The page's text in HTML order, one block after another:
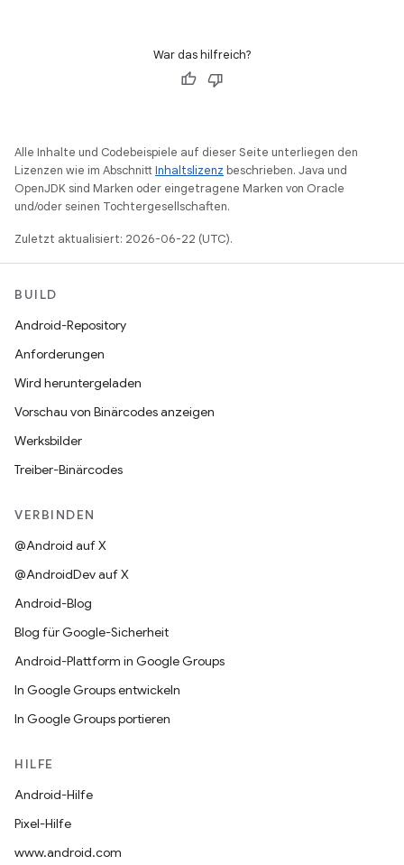
War das hilfreich?
Alle Inhalte und Codebeispiele auf dieser Seite unterliegen den
Lizenzen wie im AbschnittInhaltslizenz beschrieben. Java und
OpenJDK sind Marken oder eingetragene Marken von Oracle
und/oder seinen Tochtergesellschaften.
Zuletzt aktualisiert: 2026-06-22 (UTC).
BUILD
Android-Repository
Anforderungen
Wird heruntergeladen
Vorschau von Binärcodes anzeigen
Werksbilder
Treiber-Binärcodes
VERBINDEN
@Android auf X
@AndroidDev auf X
Android-Blog
Blog für Google-Sicherheit
Android-Plattform in Google Groups
In Google Groups entwickeln
In Google Groups portieren
HILFE
Android-Hilfe
Pixel-Hilfe
www.android.com